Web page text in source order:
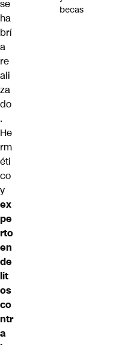
se
ha
brí
a
re
ali
za
do
.
He
rm
éti
co
y
ex
pe
rto
en
de
lit
os
co
ntr
a
becas